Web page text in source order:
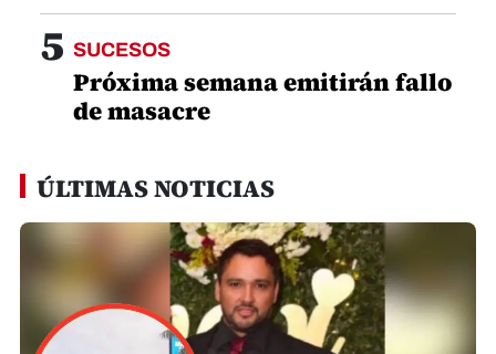
5 SUCESOS
Próxima semana emitirán fallo
de masacre
ÚLTIMAS NOTICIAS